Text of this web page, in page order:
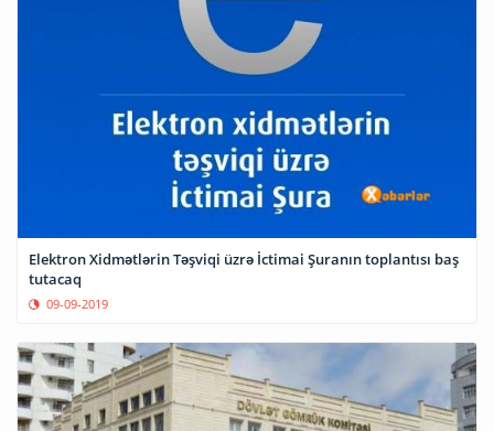
Elektron Xidmətlərin Təşviqi üzrə İctimai Şuranın toplantısı baş
tutacaq
09-09-2019